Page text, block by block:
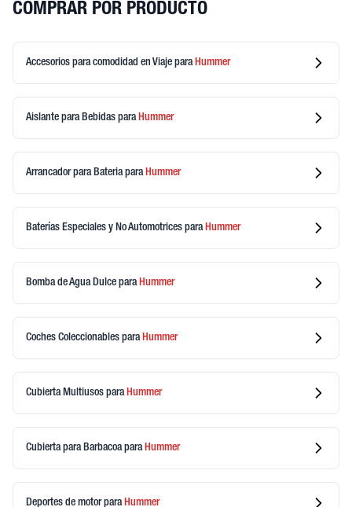
COMPRAR POR PRODUCTO
Accesorios para comodidad en Viaje para Hummer
Aislante para Bebidas para Hummer
Arrancador para Bateriapara Hummer
Baterías Especiales y No Automotrices para Hummer
Bomba de Agua Dulce para Hummer
Coches Coleccionables para Hummer
Cubierta Multiusos para Hummer
Cubierta para Barbacoapara Hummer
Deportes de motorpara Hummer